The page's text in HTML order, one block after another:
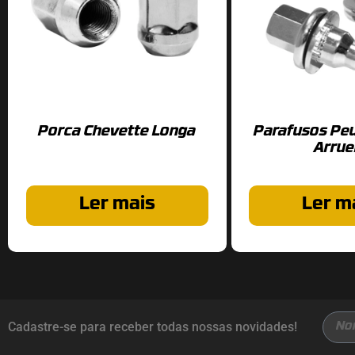
Porca Chevette Longa
Ler mais
Parafusos
Ler
Cadastre-se para receber todas nossas novidades!